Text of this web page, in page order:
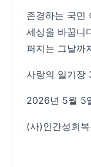
존경하는 국민
세상을 바꿉니
퍼지는 그날까
사랑의 일기장
2026년 5월 5
(사)인간성회